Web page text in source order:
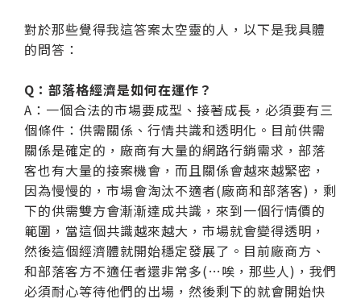
對於那些覺得我這答案太空靈的人，以下是我具體
的問答：
Q：部落格經濟是如何在運作？
A：一個合法的市場要成型、接著成長，必須要有三
個條件：供需關係、行情共識和透明化。目前供需
關係是確定的，廠商有大量的網路行銷需求，部落
客也有大量的接案機會，而且關係會越來越緊密，
因為慢慢的，市場會淘汰不適者(廠商和部落客)，剩
下的供需雙方會漸漸達成共識，來到一個行情價的
範圍，當這個共識越來越大，市場就會變得透明，
然後這個經濟體就開始穩定發展了。目前廠商方、
和部落客方不適任者還非常多(…唉，那些人)，我們
必須耐心等待他們的出場，然後剩下的就會開始快